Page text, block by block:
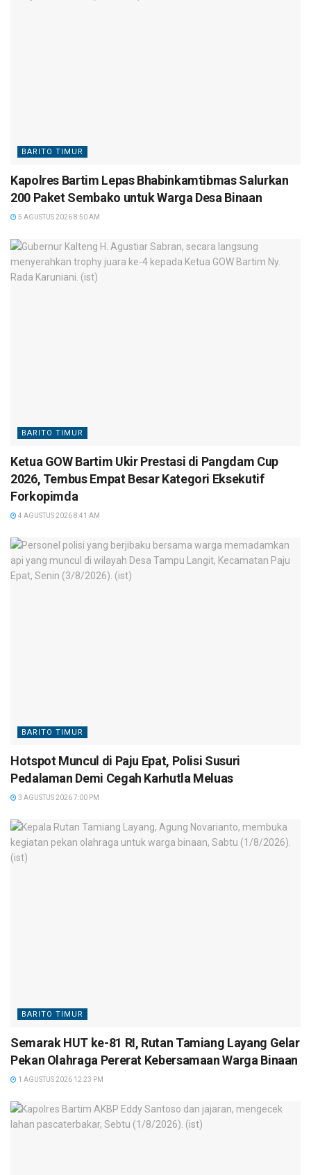
BARITO TIMUR
Kapolres Bartim Lepas Bhabinkamtibmas Salurkan
200 Paket Sembako untuk Warga Desa Binaan
5 AGUSTUS 2026 8:50 AM
BARITO TIMUR
Ketua GOW Bartim Ukir Prestasi di Pangdam Cup
2026, Tembus Empat Besar Kategori Eksekutif
Forkopimda
4 AGUSTUS 2026 8:41 AM
BARITO TIMUR
Hotspot Muncul di Paju Epat, Polisi Susuri
Pedalaman Demi Cegah Karhutla Meluas
3 AGUSTUS 2026 7:00 PM
BARITO TIMUR
Semarak HUT ke-81 RI, Rutan Tamiang Layang Gelar
Pekan Olahraga Pererat Kebersamaan Warga Binaan
1 AGUSTUS 2026 12:23 PM